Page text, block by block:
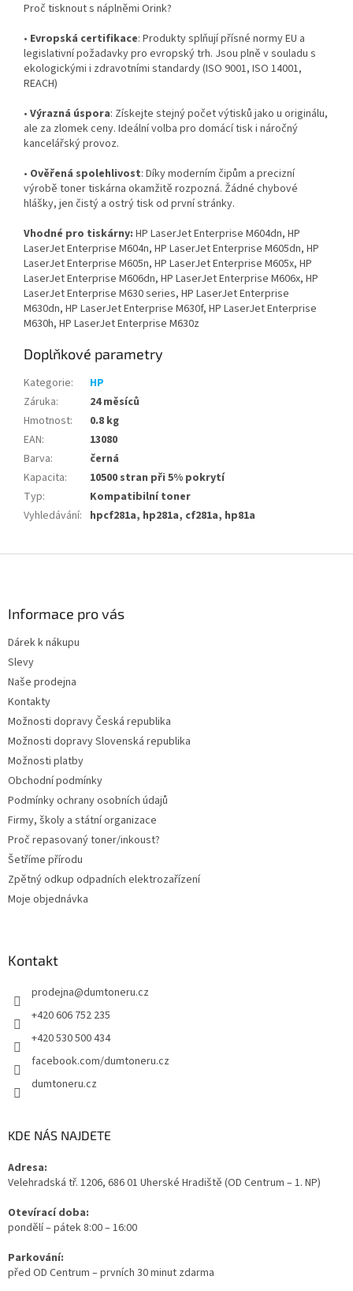
Proč tisknout s náplněmi Orink?
• Evropská certifikace: Produkty splňují přísné normy EU a
legislativní požadavky pro evropský trh. Jsou plně v souladu s
ekologickými i zdravotními standardy (ISO 9001, ISO 14001,
REACH)
• Výrazná úspora: Získejte stejný počet výtisků jako u originálu,
ale za zlomek ceny. Ideální volba pro domácí tisk i náročný
kancelářský provoz.
• Ověřená spolehlivost: Díky moderním čipům a precizní
výrobě toner tiskárna okamžitě rozpozná. Žádné chybové
hlášky, jen čistý a ostrý tisk od první stránky.
Vhodné pro tiskárny: HP LaserJet Enterprise M604dn, HP
LaserJet Enterprise M604n, HP LaserJet Enterprise M605dn, HP
LaserJet Enterprise M605n, HP LaserJet Enterprise M605x, HP
LaserJet Enterprise M606dn, HP LaserJet Enterprise M606x, HP
LaserJet Enterprise M630 series, HP LaserJet Enterprise
M630dn, HP LaserJet Enterprise M630f, HP LaserJet Enterprise
M630h, HP LaserJet Enterprise M630z
Doplňkové parametry
Kategorie:
HP
Záruka:
24 měsíců
Hmotnost:
0.8 kg
EAN:
13080
Barva:
černá
Kapacita:
10500 stran při 5% pokrytí
Typ:
Kompatibilní toner
Vyhledávání: hpcf281a, hp281a, cf281a, hp81a
Informace pro vás
Dárek k nákupu
Slevy
Naše prodejna
Kontakty
Možnosti dopravy Česká republika
Možnosti dopravy Slovenská republika
Možnosti platby
Obchodní podmínky
Podmínky ochrany osobních údajů
Firmy, školy a státní organizace
Proč repasovaný toner/inkoust?
Šetříme přírodu
Zpětný odkup odpadních elektrozařízení
Moje objednávka
Kontakt
prodejna@dumtoneru.cz
+420 606 752 235
+420 530 500 434
facebook.com/dumtoneru.cz
dumtoneru.cz
KDE NÁS NAJDETE
Adresa:
Velehradská tř. 1206, 686 01 Uherské Hradiště (OD Centrum – 1. NP)
Otevírací doba:
pondělí – pátek 8:00 – 16:00
Parkování:
před OD Centrum – prvních 30 minut zdarma